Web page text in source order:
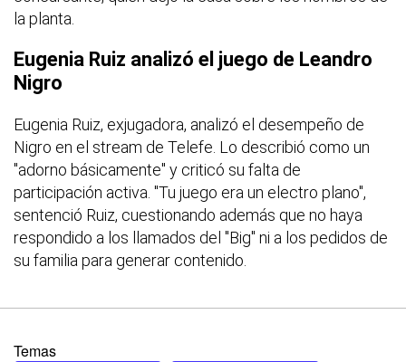
la planta.
Eugenia Ruiz analizó el juego de Leandro
Nigro
Eugenia Ruiz, exjugadora, analizó el desempeño de
Nigro en el stream de Telefe. Lo describió como un
"adorno básicamente" y criticó su falta de
participación activa. "Tu juego era un electro plano",
sentenció Ruiz, cuestionando además que no haya
respondido a los llamados del "Big" ni a los pedidos de
su familia para generar contenido.
Temas